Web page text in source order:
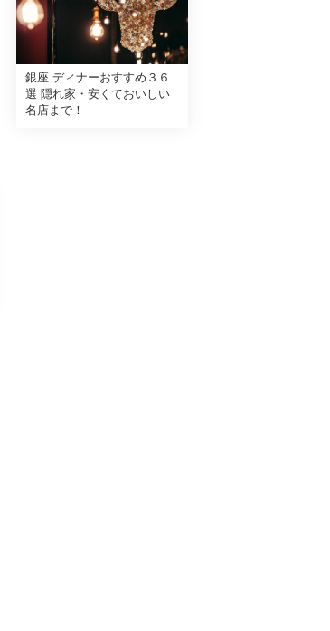
銀座 ディナーおすすめ３６
選 隠れ家・安くておいしい
名店まで！